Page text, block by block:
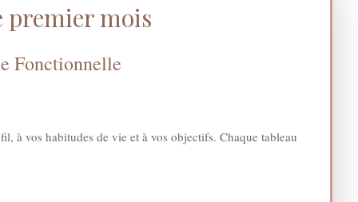
premier mois
Fonctionnelle
à vos habitudes de vie et à vos objectifs. Chaque tableau